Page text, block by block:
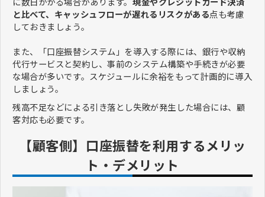
と比べて、キャッシュフローが遅れるリスクがある点も考慮
しておきましょう。
また、「口座振替システム」を導入する際には、銀行や収納
代行サービスと契約し、事前のシステム構築や手続きが必要
な場合が多いです。スケジュールに余裕をもって計画的に導入
しましょう。
残高不足などによる引き落とし失敗が発生した場合には、顧
客対応も必要です。
【顧客側】口座振替を利用するメリッ
ト・デメリット